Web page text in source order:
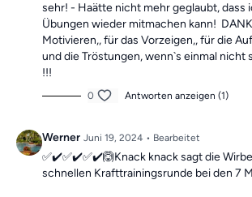
sehr! - Haätte nicht mehr geglaubt, dass
Übungen wieder mitmachen kann!
Motivieren,, für das Vorzeigen,, für die
und die Tröstungen, wenn`s einmal nicht
!!!
0 Antworten anzeigen (1)
Werner Juni 19, 2024 • Bearbeitet
✅✔️✅✔️✅✔️🙆Knack knack sagt die
schnellen Krafttrainingsrunde bei den 7